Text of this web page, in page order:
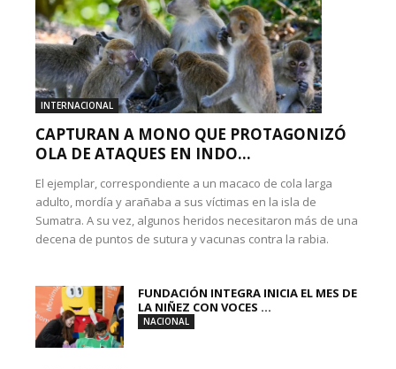
INTERNACIONAL
CAPTURAN A MONO QUE PROTAGONIZÓ
OLA DE ATAQUES EN INDO...
El ejemplar, correspondiente a un macaco de cola larga
adulto, mordía y arañaba a sus víctimas en la isla de
Sumatra. A su vez, algunos heridos necesitaron más de una
decena de puntos de sutura y vacunas contra la rabia.
FUNDACIÓN INTEGRA INICIA EL MES DE
LA NIÑEZ CON VOCES ...
NACIONAL